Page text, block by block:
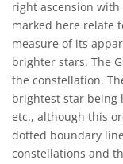
right ascension
marked here relate
measure of its
brighter stars. The
the constellation.
brightest star being
etc., although this
dotted boundary
constellations and